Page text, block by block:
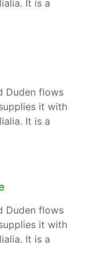
It is a
Duden flows
it with
It is a
Duden flows
it with
It is a